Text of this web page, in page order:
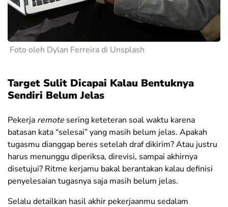
Foto oleh Dylan Ferreira di Unsplash
Target Sulit Dicapai Kalau Bentuknya
Sendiri Belum Jelas
Pekerja remote sering keteteran soal waktu karena
batasan kata “selesai” yang masih belum jelas. Apakah
tugasmu dianggap beres setelah draf dikirim? Atau justru
harus menunggu diperiksa, direvisi, sampai akhirnya
disetujui? Ritme kerjamu bakal berantakan kalau definisi
penyelesaian tugasnya saja masih belum jelas.
Selalu detailkan hasil akhir pekerjaanmu sedalam